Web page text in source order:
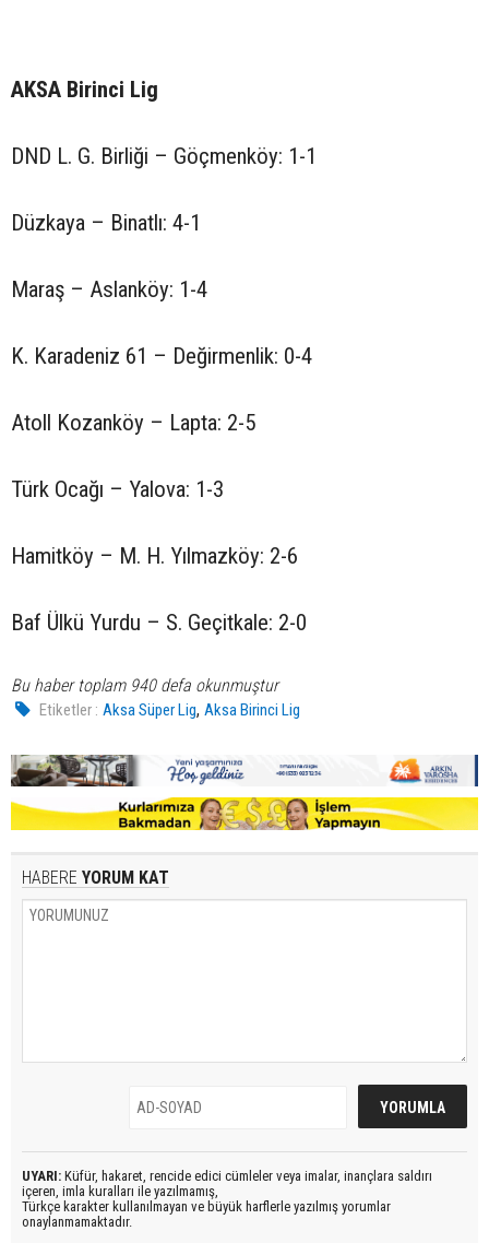
AKSA Birinci Lig
DND L. G. Birliği – Göçmenköy: 1-1
Düzkaya – Binatlı: 4-1
Maraş – Aslanköy: 1-4
K. Karadeniz 61 – Değirmenlik: 0-4
Atoll Kozanköy – Lapta: 2-5
Türk Ocağı – Yalova: 1-3
Hamitköy – M. H. Yılmazköy: 2-6
Baf Ülkü Yurdu – S. Geçitkale: 2-0
Bu haber toplam 940 defa okunmuştur
Etiketler : Aksa Süper Lig,Aksa Birinci Lig
HABERE YORUM KAT
UYARI: Küfür, hakaret, rencide edici cümleler veya imalar, inançlara saldırı
içeren, imla kuralları ile yazılmamış,
Türkçe karakter kullanılmayan ve büyük harflerle yazılmış yorumlar
onaylanmamaktadır.